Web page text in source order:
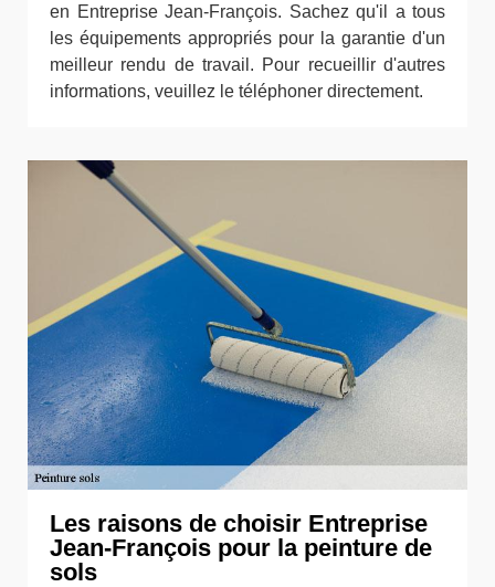
en Entreprise Jean-François. Sachez qu'il a tous
les équipements appropriés pour la garantie d'un
meilleur rendu de travail. Pour recueillir d'autres
informations, veuillez le téléphoner directement.
Les raisons de choisir Entreprise
Jean-François pour la peinture de
sols